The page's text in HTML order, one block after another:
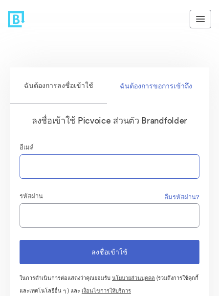
ฉันต้องการลงชื่อเข้าใช้ ฉันต้องการขอการเข้าถึง
ลงชื่อเข้าใช้ Picvoice ส่วนตัว Brandfolder
อีเมล์
รหัสผ่าน ลืมรหัสผ่าน?
ในการดำเนินการต่อแสดงว่าคุณยอมรับนโยบายส่วนบุคคล (รวมถึงการใช้คุกกี้
และเทคโนโลยีอื่น ๆ ) และ เงื่อนไขการให้บริการ